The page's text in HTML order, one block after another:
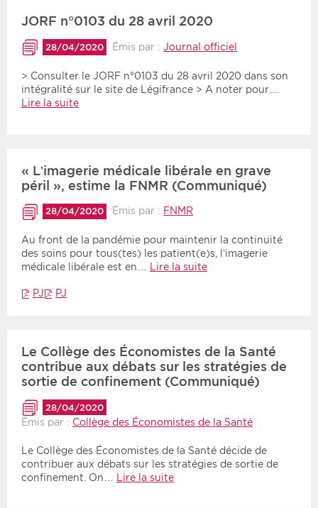
JORF n°0103 du 28 avril 2020
28/04/2020 Émis par :Journal officiel
> Consulter le JORF n°0103 du 28 avril 2020 dans son
intégralité sur le site de Légifrance > A noter pour…
Lire la suite
« L’imagerie médicale libérale en grave
péril », estime la FNMR (Communiqué)
28/04/2020 Émis par : FNMR
Au front de la pandémie pour maintenir la continuité
des soins pour tous(tes) les patient(e)s, l’imagerie
médicale libérale est en…
Lire la suite
PJ PJ
Le Collège des Économistes de la Santé
contribue aux débats sur les stratégies de
sortie de confinement (Communiqué)
28/04/2020
Émis par : Collège des Économistes de la Santé
Le Collège des Économistes de la Santé décide de
contribuer aux débats sur les stratégies de sortie de
confinement. On…
Lire la suite